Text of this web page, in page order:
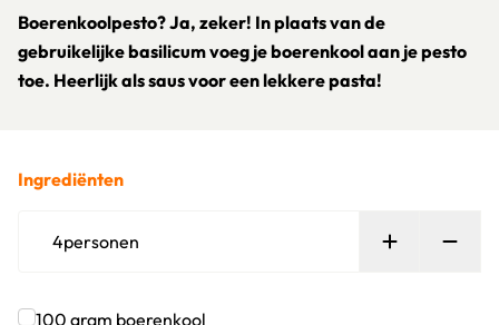
Boerenkoolpesto? Ja, zeker! In plaats van de
gebruikelijke basilicum voeg je boerenkool aan je pesto
toe. Heerlijk als saus voor een lekkere pasta!
Ingrediënten
4personen Persoon
100 gram boerenkool